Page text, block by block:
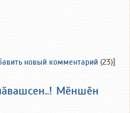
новый комментарий (23)]
Мӗншӗн